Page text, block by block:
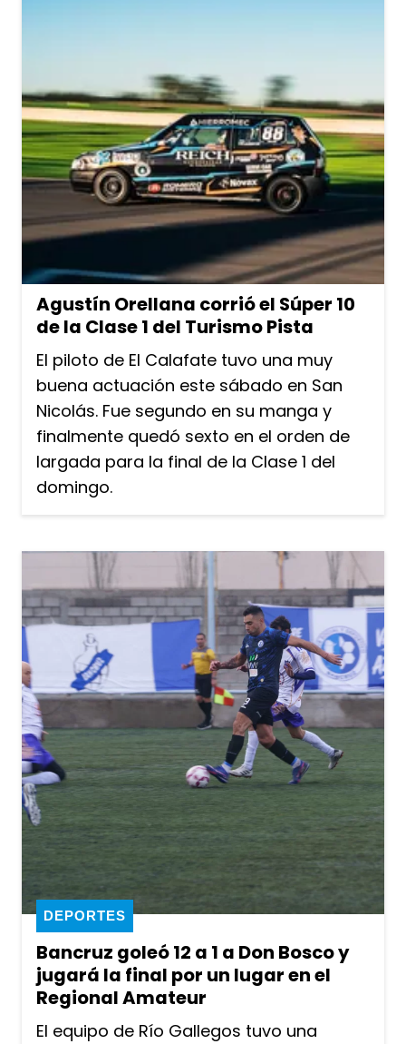
Agustín Orellana corrió el Súper 10
de la Clase 1 del Turismo Pista
El piloto de El Calafate tuvo una muy
buena actuación este sábado en San
Nicolás. Fue segundo en su manga y
finalmente quedó sexto en el orden de
largada para la final de la Clase 1 del
domingo.
Bancruz goleó 12 a 1 a Don Bosco y
jugará la final por un lugar en el
Regional Amateur
DEPORTES
El equipo de Río Gallegos tuvo una